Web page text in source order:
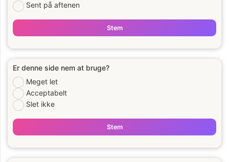
Sent på aftenen
Stem
Er denne side nem at bruge?
Meget let
Acceptabelt
Slet ikke
Stem